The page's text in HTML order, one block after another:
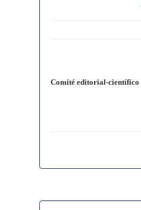
Comité editorial-científico